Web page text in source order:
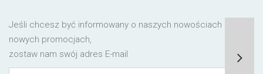
Jeśli chcesz być informowany o naszych nowościach lub o
nowych promocjach,
zostaw nam swój adres E-mail